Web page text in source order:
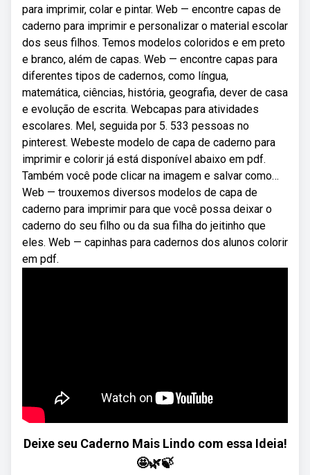
para imprimir, colar e pintar. Web — encontre capas de
caderno para imprimir e personalizar o material escolar
dos seus filhos. Temos modelos coloridos e em preto
e branco, além de capas. Web — encontre capas para
diferentes tipos de cadernos, como língua,
matemática, ciências, história, geografia, dever de casa
e evolução de escrita. Webcapas para atividades
escolares. Mel, seguida por 5. 533 pessoas no
pinterest. Webeste modelo de capa de caderno para
imprimir e colorir já está disponível abaixo em pdf.
Também você pode clicar na imagem e salvar como…
Web — trouxemos diversos modelos de capa de
caderno para imprimir para que você possa deixar o
caderno do seu filho ou da sua filha do jeitinho que
eles. Web — capinhas para cadernos dos alunos colorir
em pdf.
Deixe seu Caderno Mais Lindo com essa Ideia!
🤩🌿🍃